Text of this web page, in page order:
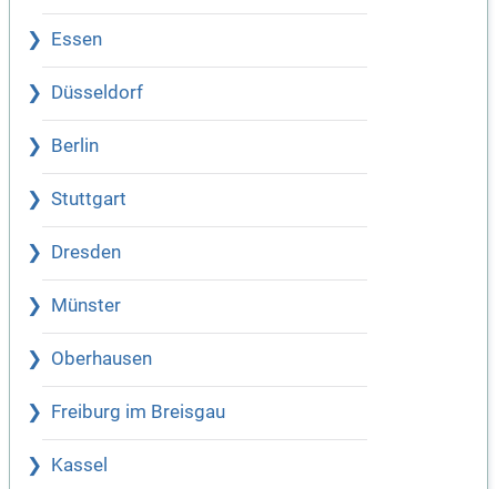
Essen
Düsseldorf
Berlin
Stuttgart
Dresden
Münster
Oberhausen
Freiburg im Breisgau
Kassel